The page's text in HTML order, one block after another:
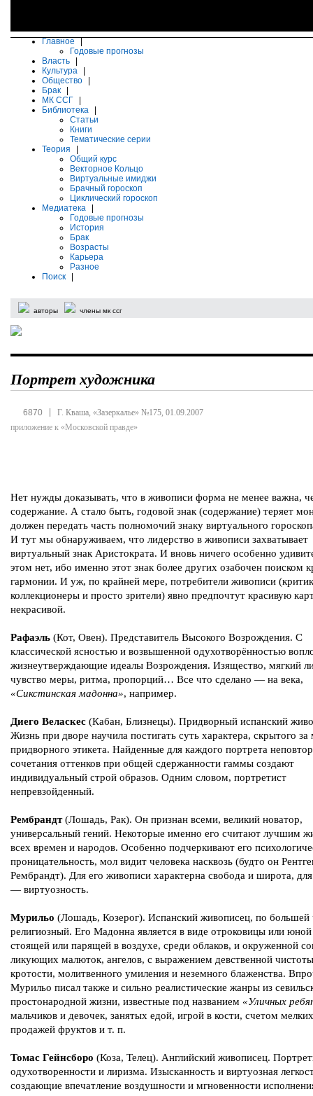
Главное
Годовые прогнозы
Власть
Культура
Общество
Брак
МК ССГ
Библиотека
Статьи
Книги
Тематические серии
Теория
Общий курс
Векторное Кольцо
Виртуальные имиджи
Брачный гороскоп
Циклический гороскоп
Медиатека
Годовые прогнозы
История
Брак
Возрасты
Карьера
Разное
Поиск
авторы члены мк ссг
Портрет художника
6870
Г. Кваша, «Зазеркалье» №175, 01.09.2007
приложение к «Московской правде»
Нет нужды доказывать, что в живописи форма не менее важна,
содержание. А стало быть, годовой знак (содержание) теряет
должен передать часть полномочий знаку виртуального
И тут мы обнаруживаем, что лидерство в живописи захватывает
виртуальный знак Аристократа. И вновь ничего особенно
этом нет, ибо именно этот знак более других озабочен поиском
гармонии. И уж, по крайней мере, потребители живописи
коллекционеры и просто зрители) явно предпочтут красивую
некрасивой.
Рафаэль (Кот, Овен). Представитель Высокого Возрождения. С
классической ясностью и возвышенной одухотворённостью
жизнеутверждающие идеалы Возрождения. Изящество, мягкий
чувство меры, ритма, пропорций… Все что сделано — на века,
«Сикстинская мадонна», например.
Диего Веласкес (Кабан, Близнецы). Придворный испанский
Жизнь при дворе научила постигать суть характера, скрытого за
придворного этикета. Найденные для каждого портрета
сочетания оттенков при общей сдержанности гаммы создают
индивидуальный строй образов. Одним словом, портретист
непревзойденный.
Рембрандт(Лошадь, Рак). Он признан всеми, великий новатор,
универсальный гений. Некоторые именно его считают лучшим
всех времен и народов. Особенно подчеркивают его
проницательность, мол видит человека насквозь (будто он
Рембрандт). Для его живописи характерна свобода и широта,
— виртуозность.
Мурильо (Лошадь, Козерог). Испанский живописец, по большей
религиозный. Его Мадонна является в виде отроковицы или
стоящей или парящей в воздухе, среди облаков, и окруженной
ликующих малюток, ангелов, с выражением девственной
кротости, молитвенного умиления и неземного блаженства.
Мурильо писал также и сильно реалистические жанры из
простонародной жизни, известные под названием «Уличных
мальчиков и девочек, занятых едой, игрой в кости, счетом
продажей фруктов и т. п.
Томас Гейнсборо (Коза, Телец). Английский живописец.
одухотворенности и лиризма. Изысканность и виртуозная
создающие впечатление воздушности и мгновенности